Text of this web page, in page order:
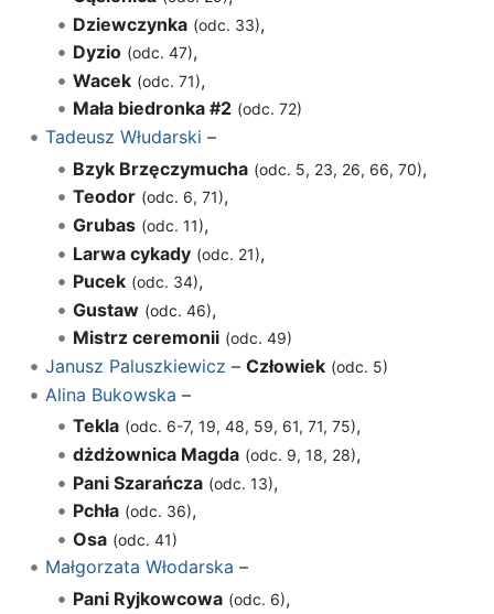
Dziewczynka (odc. 33),
Dyzio (odc. 47),
Wacek (odc. 71),
Mała biedronka #2 (odc. 72)
Tadeusz Włudarski –
Bzyk Brzęczymucha (odc. 5, 23, 26, 66, 70),
Teodor (odc. 6, 71),
Grubas (odc. 11),
Larwa cykady (odc. 21),
Pucek (odc. 34),
Gustaw (odc. 46),
Mistrz ceremonii (odc. 49)
Janusz Paluszkiewicz – Człowiek (odc. 5)
Alina Bukowska –
Tekla (odc. 6-7, 19, 48, 59, 61, 71, 75),
dżdżownica Magda (odc. 9, 18, 28),
Pani Szarańcza (odc. 13),
Pchła (odc. 36),
Osa (odc. 41)
Małgorzata Włodarska –
Pani Ryjkowcowa (odc. 6),